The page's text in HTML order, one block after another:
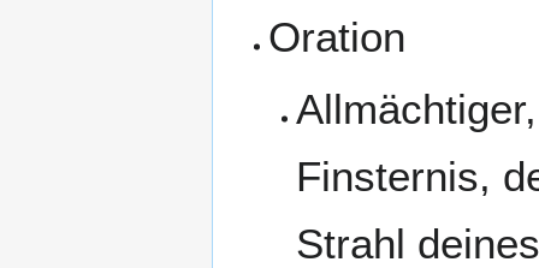
Oration
Finsternis,
Strahl